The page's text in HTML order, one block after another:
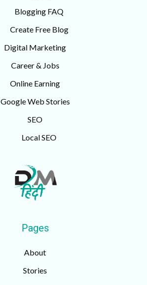
Blogging FAQ
Create Free Blog
Digital Marketing
Career & Jobs
Online Earning
Google Web Stories
SEO
Local SEO
Pages
About
Stories